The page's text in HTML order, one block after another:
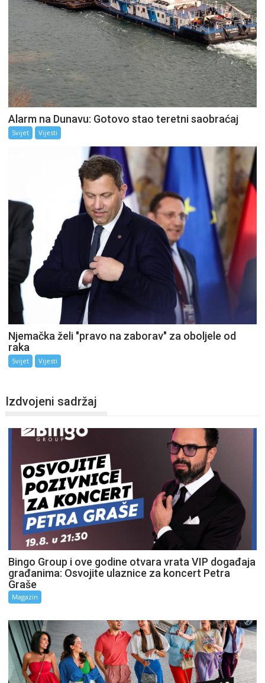
Alarm na Dunavu: Gotovo stao teretni saobraćaj
Svijet Vijesti
Njemačka želi "pravo na zaborav" za oboljele od
raka
Svijet Vijesti
Izdvojeni sadržaj
Bingo Group i ove godine otvara vrata VIP događaja
građanima: Osvojite ulaznice za koncert Petra
Graše
Magazin